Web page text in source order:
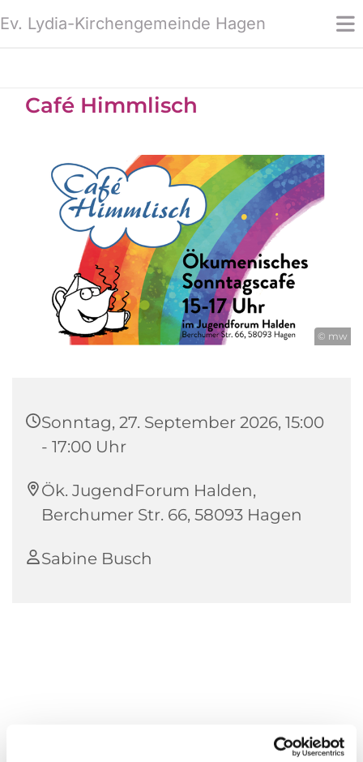
Ev. Lydia-Kirchengemeinde Hagen
Café Himmlisch
© mw
Sonntag, 27. September 2026, 15:00
- 17:00 Uhr
Ök. JugendForum Halden,
Berchumer Str. 66, 58093 Hagen
Sabine Busch